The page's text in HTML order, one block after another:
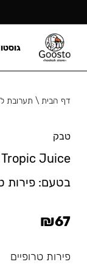
דף הבית\ תערובת
טבק
Juice
בטעם: פירות
₪67
פירות טרופיים